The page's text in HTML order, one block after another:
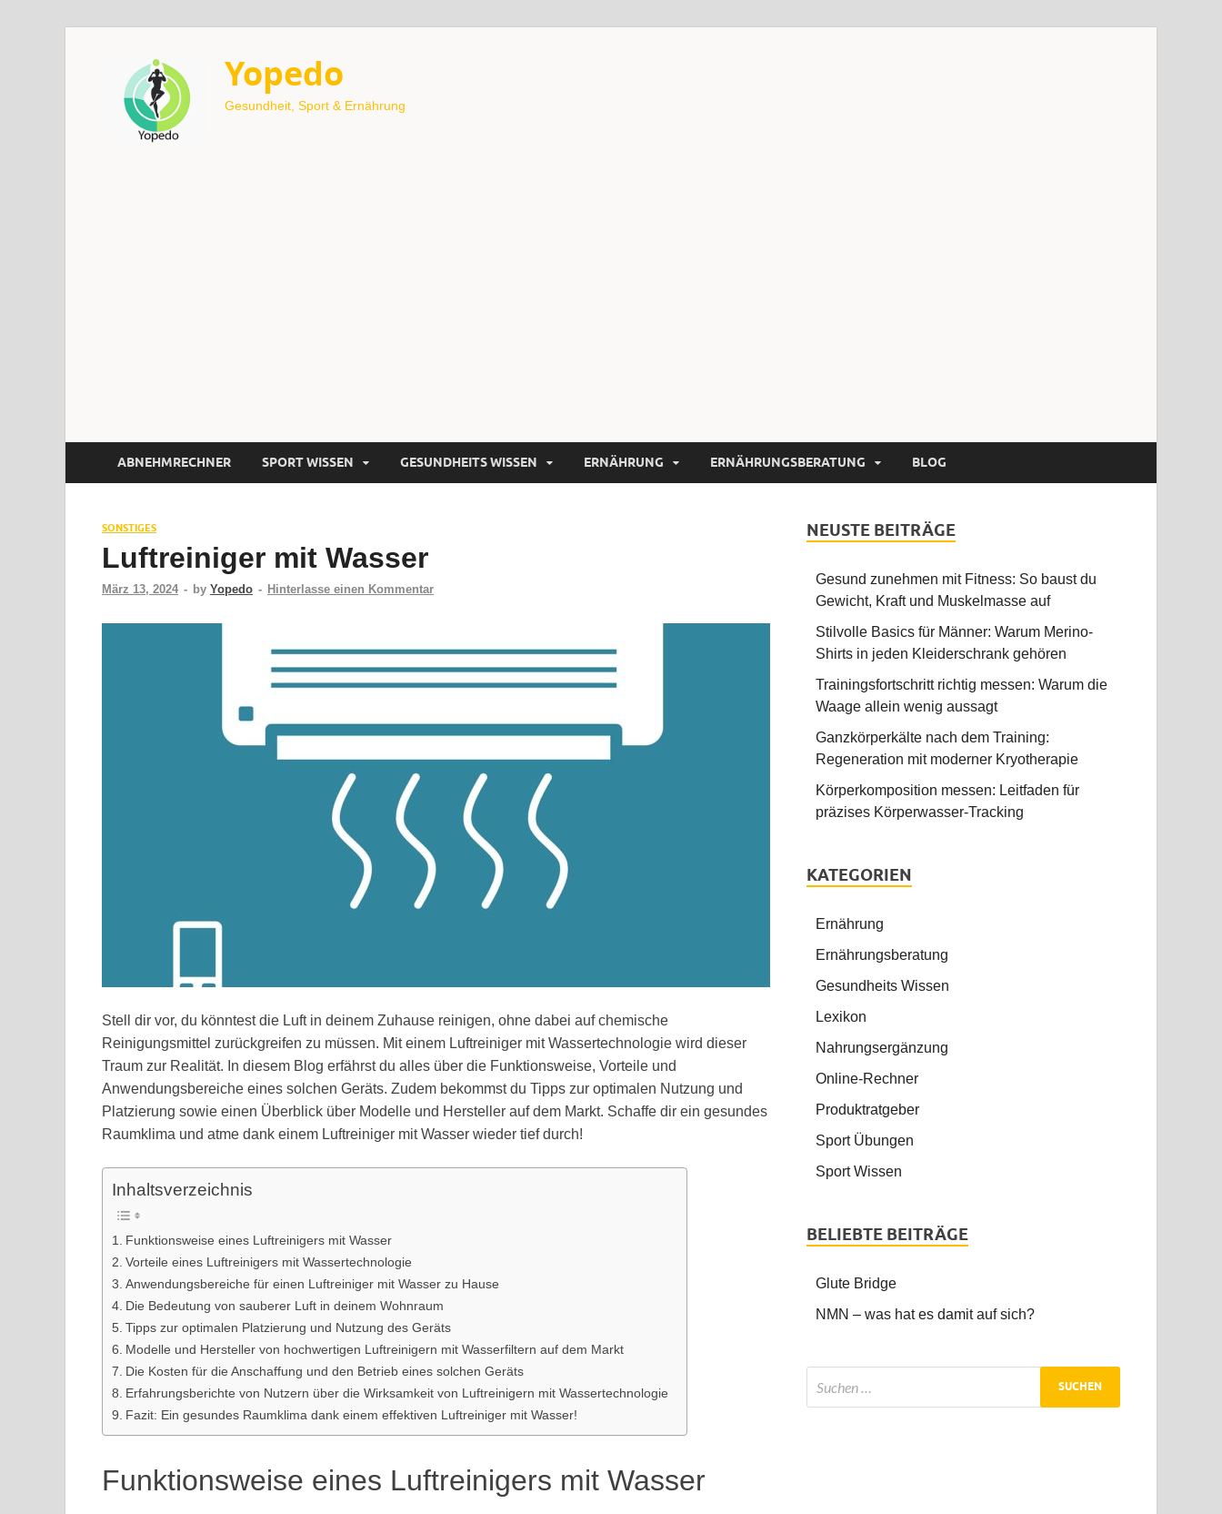
Yopedo
Gesundheit, Sport & Ernährung
ABNEHMRECHNER SPORT WISSEN GESUNDHEITS WISSEN ERNÄHRUNG ERNÄHRUNGSBERATUNG BLOG
SONSTIGES
Luftreiniger mit Wasser
März 13, 2024 - by Yopedo - Hinterlasse einen Kommentar
Stell dir vor, du könntest die Luft in deinem Zuhause reinigen, ohne dabei auf chemische
Reinigungsmittel zurückgreifen zu müssen. Mit einem Luftreiniger mit Wassertechnologie wird dieser
Traum zur Realität. In diesem Blog erfährst du alles über die Funktionsweise, Vorteile und
Anwendungsbereiche eines solchen Geräts. Zudem bekommst du Tipps zur optimalen Nutzung und
Platzierung sowie einen Überblick über Modelle und Hersteller auf dem Markt. Schaffe dir ein gesundes
Raumklima und atme dank einem Luftreiniger mit Wasser wieder tief durch!
Inhaltsverzeichnis
Funktionsweise eines Luftreinigers mit Wasser
Vorteile eines Luftreinigers mit Wassertechnologie
Anwendungsbereiche für einen Luftreiniger mit Wasser zu Hause
Die Bedeutung von sauberer Luft in deinem Wohnraum
Tipps zur optimalen Platzierung und Nutzung des Geräts
Modelle und Hersteller von hochwertigen Luftreinigern mit Wasserfiltern auf dem Markt
Die Kosten für die Anschaffung und den Betrieb eines solchen Geräts
Erfahrungsberichte von Nutzern über die Wirksamkeit von Luftreinigern mit Wassertechnologie
Fazit: Ein gesundes Raumklima dank einem effektiven Luftreiniger mit Wasser!
Funktionsweise eines Luftreinigers mit Wasser
NEUSTE BEITRÄGE
Gesund zunehmen mit Fitness: So baust du
Gewicht, Kraft und Muskelmasse auf
Stilvolle Basics für Männer: Warum Merino-
Shirts in jeden Kleiderschrank gehören
Trainingsfortschritt richtig messen: Warum die
Waage allein wenig aussagt
Ganzkörperkälte nach dem Training:
Regeneration mit moderner Kryotherapie
Körperkomposition messen: Leitfaden für
präzises Körperwasser-Tracking
KATEGORIEN
Ernährung
Ernährungsberatung
Gesundheits Wissen
Lexikon
Nahrungsergänzung
Online-Rechner
Produktratgeber
Sport Übungen
Sport Wissen
BELIEBTE BEITRÄGE
Glute Bridge
NMN – was hat es damit auf sich?